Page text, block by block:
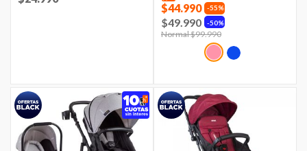
55%
$44.990
50%
$49.990
Price reduced from
Normal $99.990